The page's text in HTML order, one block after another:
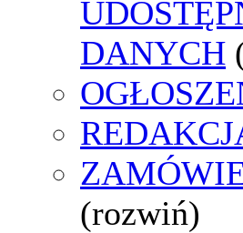
DANYCH
(rozwiń)